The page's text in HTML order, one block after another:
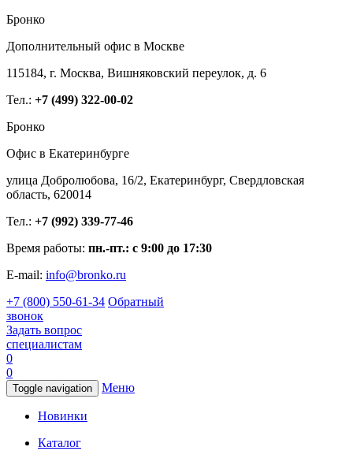
Бронко
Дополнительный офис в Москве
115184, г. Москва, Вишняковский переулок, д. 6
Тел.: +7 (499) 322-00-02
Бронко
Офис в Екатеринбурге
улица Добролюбова, 16/2, Екатеринбург, Свердловская
область, 620014
Тел.: +7 (992) 339-77-46
Время работы: пн.-пт.: с 9:00 до 17:30
E-mail: info@bronko.ru
+7 (800) 550-61-34 Обратный
звонок
Задать вопрос
специалистам
0
0
Toggle navigation Меню
Новинки
Каталог